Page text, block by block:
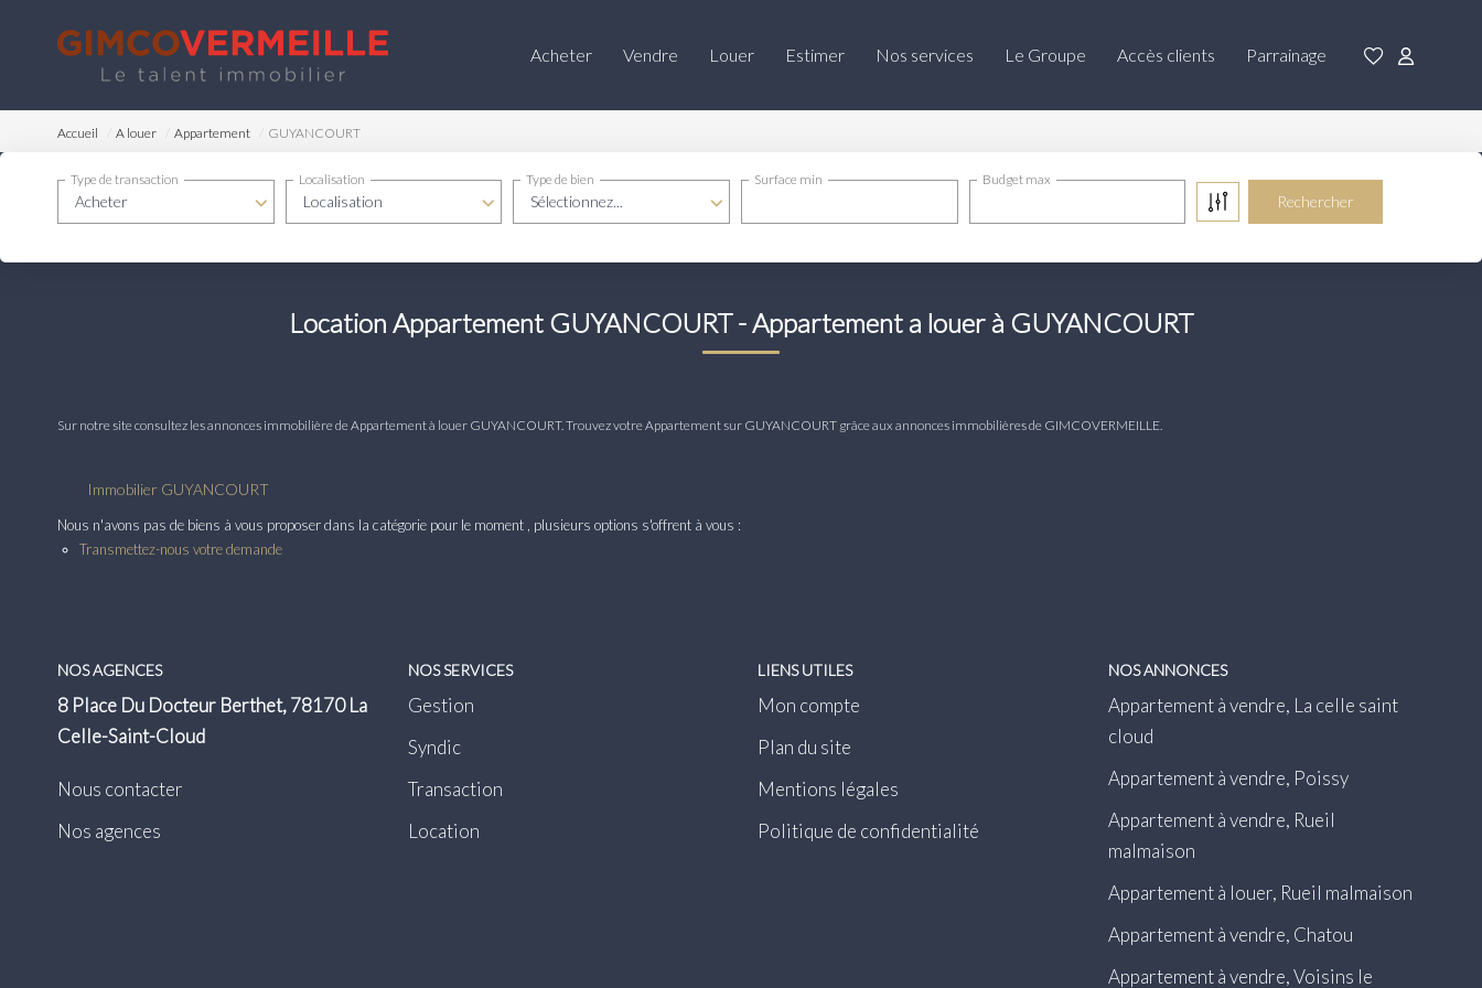
Acheter Vendre Louer Estimer Nos services Le Groupe Accès clients Parrainage
Accueil A louer Appartement GUYANCOURT
Acheter
Type de transaction
Localisation
Localisation
Sélectionnez...
Type de bien Surface min Budget max
Location Appartement GUYANCOURT - Appartement a louer à GUYANCOURT
Sur notre site consultez les annonces immobilière de Appartement à louer GUYANCOURT. Trouvez votre Appartement sur GUYANCOURT grâce aux annonces immobilières de GIMCOVERMEILLE.
Immobilier GUYANCOURT
Nous n'avons pas de biens à vous proposer dans la catégorie pour le moment , plusieurs options s'offrent à vous :
Transmettez-nous votre demande
NOS AGENCES
8 Place Du Docteur Berthet, 78170 La
Celle-Saint-Cloud
Nous contacter
Nos agences
NOS SERVICES
Gestion
Syndic
Transaction
Location
LIENS UTILES
Mon compte
Plan du site
Mentions légales
Politique de confidentialité
NOS ANNONCES
Appartement à vendre, La celle saint
cloud
Appartement à vendre, Poissy
Appartement à vendre, Rueil
malmaison
Appartement à louer, Rueil malmaison
Appartement à vendre, Chatou
Appartement à vendre, Voisins le